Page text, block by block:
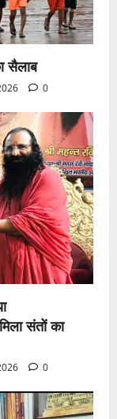
सैलाब
0
संतों का
0